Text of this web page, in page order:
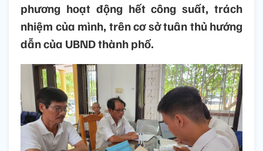
phương hoạt động hết công suất, trách
nhiệm của mình, trên cơ sở tuân thủ hướng
dẫn của UBND thành phố.